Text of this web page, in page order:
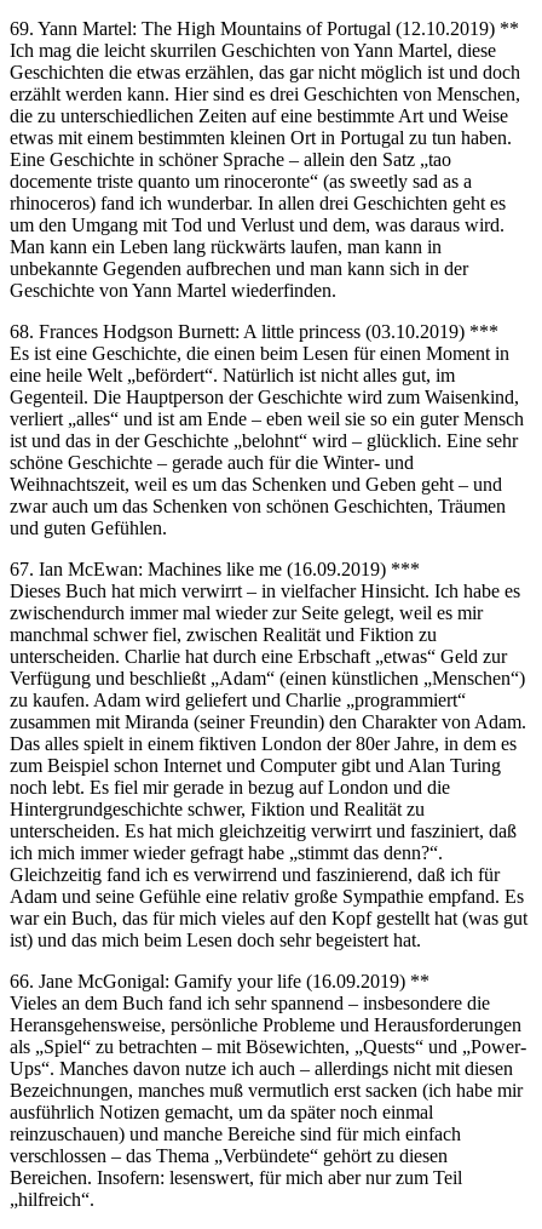
69. Yann Martel: The High Mountains of Portugal (12.10.2019) **
Ich mag die leicht skurrilen Geschichten von Yann Martel, diese
Geschichten die etwas erzählen, das gar nicht möglich ist und doch
erzählt werden kann. Hier sind es drei Geschichten von Menschen,
die zu unterschiedlichen Zeiten auf eine bestimmte Art und Weise
etwas mit einem bestimmten kleinen Ort in Portugal zu tun haben.
Eine Geschichte in schöner Sprache – allein den Satz „tao
docemente triste quanto um rinoceronte“ (as sweetly sad as a
rhinoceros) fand ich wunderbar. In allen drei Geschichten geht es
um den Umgang mit Tod und Verlust und dem, was daraus wird.
Man kann ein Leben lang rückwärts laufen, man kann in
unbekannte Gegenden aufbrechen und man kann sich in der
Geschichte von Yann Martel wiederfinden.
68. Frances Hodgson Burnett: A little princess (03.10.2019) ***
Es ist eine Geschichte, die einen beim Lesen für einen Moment in
eine heile Welt „befördert“. Natürlich ist nicht alles gut, im
Gegenteil. Die Hauptperson der Geschichte wird zum Waisenkind,
verliert „alles“ und ist am Ende – eben weil sie so ein guter Mensch
ist und das in der Geschichte „belohnt“ wird – glücklich. Eine sehr
schöne Geschichte – gerade auch für die Winter- und
Weihnachtszeit, weil es um das Schenken und Geben geht – und
zwar auch um das Schenken von schönen Geschichten, Träumen
und guten Gefühlen.
67. Ian McEwan: Machines like me (16.09.2019) ***
Dieses Buch hat mich verwirrt – in vielfacher Hinsicht. Ich habe es
zwischendurch immer mal wieder zur Seite gelegt, weil es mir
manchmal schwer fiel, zwischen Realität und Fiktion zu
unterscheiden. Charlie hat durch eine Erbschaft „etwas“ Geld zur
Verfügung und beschließt „Adam“ (einen künstlichen „Menschen“)
zu kaufen. Adam wird geliefert und Charlie „programmiert“
zusammen mit Miranda (seiner Freundin) den Charakter von Adam.
Das alles spielt in einem fiktiven London der 80er Jahre, in dem es
zum Beispiel schon Internet und Computer gibt und Alan Turing
noch lebt. Es fiel mir gerade in bezug auf London und die
Hintergrundgeschichte schwer, Fiktion und Realität zu
unterscheiden. Es hat mich gleichzeitig verwirrt und fasziniert, daß
ich mich immer wieder gefragt habe „stimmt das denn?“.
Gleichzeitig fand ich es verwirrend und faszinierend, daß ich für
Adam und seine Gefühle eine relativ große Sympathie empfand. Es
war ein Buch, das für mich vieles auf den Kopf gestellt hat (was gut
ist) und das mich beim Lesen doch sehr begeistert hat.
66. Jane McGonigal: Gamify your life (16.09.2019) **
Vieles an dem Buch fand ich sehr spannend – insbesondere die
Heransgehensweise, persönliche Probleme und Herausforderungen
als „Spiel“ zu betrachten – mit Bösewichten, „Quests“ und „Power-
Ups“. Manches davon nutze ich auch – allerdings nicht mit diesen
Bezeichnungen, manches muß vermutlich erst sacken (ich habe mir
ausführlich Notizen gemacht, um da später noch einmal
reinzuschauen) und manche Bereiche sind für mich einfach
verschlossen – das Thema „Verbündete“ gehört zu diesen
Bereichen. Insofern: lesenswert, für mich aber nur zum Teil
„hilfreich“.